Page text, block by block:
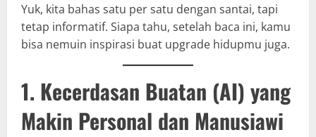
Yuk, kita bahas satu per satu dengan santai, tapi
tetap informatif. Siapa tahu, setelah baca ini, kamu
bisa nemuin inspirasi buat upgrade hidupmu juga.
1. Kecerdasan Buatan (AI) yang
Makin Personal dan Manusiawi